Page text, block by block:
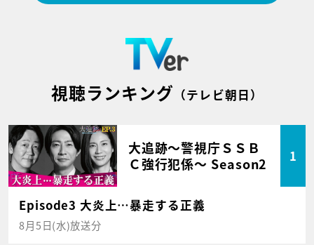
視聴ランキング （テレビ朝日）
大追跡～警視庁ＳＳＢ
Ｃ強行犯係～ Season2
1
Episode3 大炎上…暴走する正義
8月5日(水)放送分